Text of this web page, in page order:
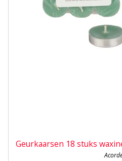
Geurkaarsen 18 stuks